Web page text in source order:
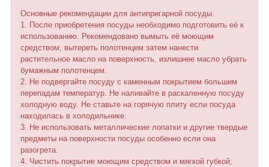
Основные рекомендации для антипригарной посуды.
1. После приобретения посуды необходимо подготовить её к
использованию. Рекомендовано вымыть её моющим
средством, вытереть полотенцем затем нанести
растительное масло на поверхность, излишнее масло убрать
бумажным полотенцем.
2. Не подвергайте посуду с каменным покрытием большим
перепадам температур. Не наливайте в раскаленную посуду
холодную воду. Не ставьте на горячую плиту если посуда
находилась в холодильнике.
3. Не использовать металлические лопатки и другие твердые
предметы на поверхности посуды особенно если она
разогрета.
4. Чистить покрытие моющим средством и мягкой губкой,